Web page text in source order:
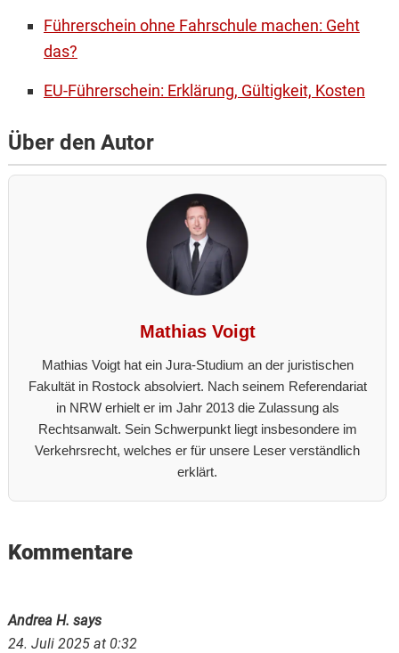
Führerschein ohne Fahrschule machen: Geht
das?
EU-Führerschein: Erklärung, Gültigkeit, Kosten
Über den Autor
Mathias Voigt
Mathias Voigt hat ein Jura-Studium an der juristischen
Fakultät in Rostock absolviert. Nach seinem Referendariat
in NRW erhielt er im Jahr 2013 die Zulassung als
Rechtsanwalt. Sein Schwerpunkt liegt insbesondere im
Verkehrsrecht, welches er für unsere Leser verständlich
erklärt.
Reader
Kommentare
Andrea H. says
24. Juli 2025 at 0:32